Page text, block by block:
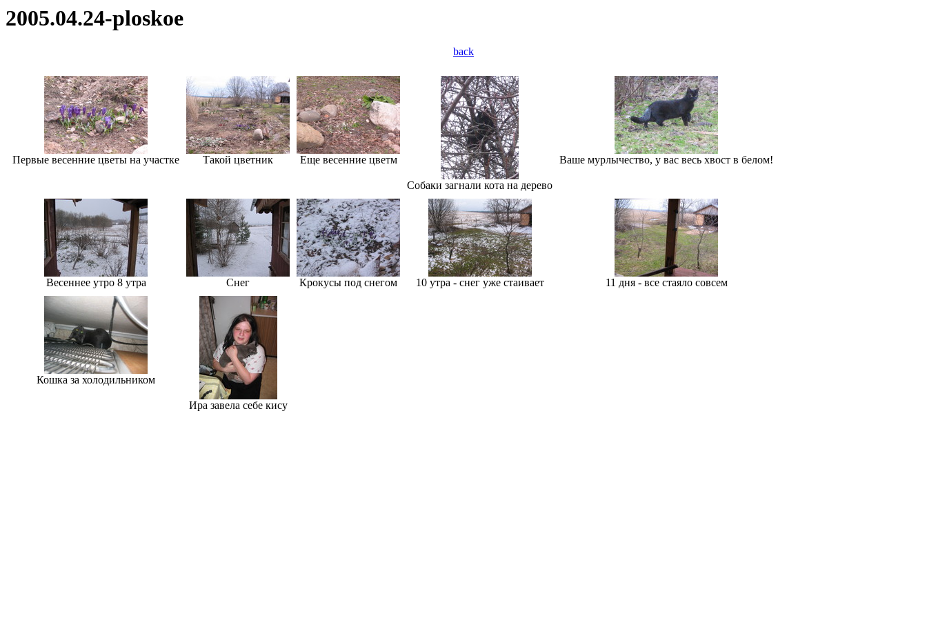
2005.04.24-ploskoe
back
Первые весенние цветы на участке Такой цветник Еще весенние цветм
Собаки загнали кота на дерево
Ваше мурлычество, у вас весь хвост в белом!
Весеннее утро 8 утра Снег Крокусы под снегом 10 утра - снег уже стаивает 11 дня - все стаяло совсем
Кошка за холодильником
Ира завела себе кису